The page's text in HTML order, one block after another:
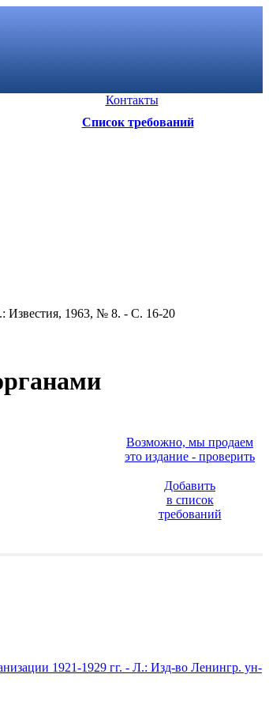
Контакты
Список требований
Известия, 1963, № 8. - С. 16-20
Возможно, мы продаем
это издание - проверить
Добавить
в список
требований
1921-1929 гг. - Л.: Изд-во Ленингр. ун-